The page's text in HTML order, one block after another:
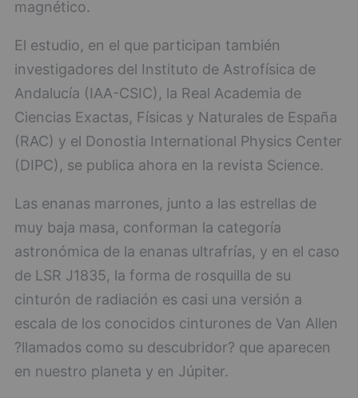
magnético.
El estudio, en el que participan también
investigadores del Instituto de Astrofísica de
Andalucía (IAA-CSIC), la Real Academia de
Ciencias Exactas, Físicas y Naturales de España
(RAC) y el Donostia International Physics Center
(DIPC), se publica ahora en la revista Science.
Las enanas marrones, junto a las estrellas de
muy baja masa, conforman la categoría
astronómica de la enanas ultrafrías, y en el caso
de LSR J1835, la forma de rosquilla de su
cinturón de radiación es casi una versión a
escala de los conocidos cinturones de Van Allen
?llamados como su descubridor? que aparecen
en nuestro planeta y en Júpiter.